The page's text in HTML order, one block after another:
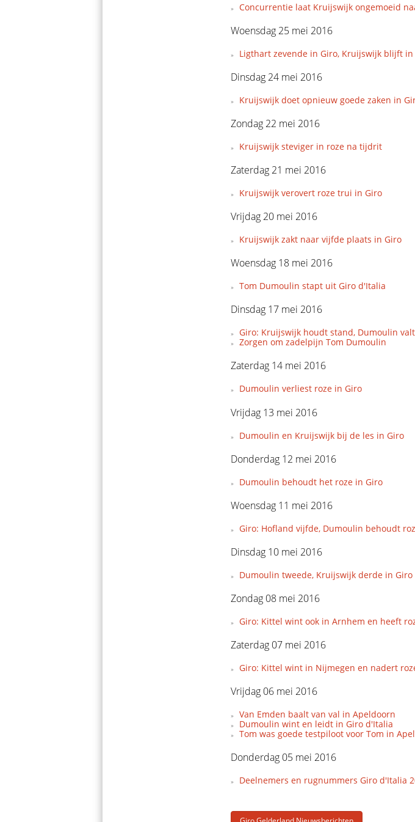
Concurrentie laat Kruijswijk ongemoeid
Woensdag 25 mei 2016
Ligthart zevende in Giro, Kruijswijk blijft in
Dinsdag 24 mei 2016
Kruijswijk doet opnieuw goede zaken in
Zondag 22 mei 2016
Kruijswijk steviger in roze na tijdrit
Zaterdag 21 mei 2016
Kruijswijk verovert roze trui in Giro
Vrijdag 20 mei 2016
Kruijswijk zakt naar vijfde plaats in Giro
Woensdag 18 mei 2016
Tom Dumoulin stapt uit Giro d'Italia
Dinsdag 17 mei 2016
Giro: Kruijswijk houdt stand, Dumoulin
Zorgen om zadelpijn Tom Dumoulin
Zaterdag 14 mei 2016
Dumoulin verliest roze in Giro
Vrijdag 13 mei 2016
Dumoulin en Kruijswijk bij de les in Giro
Donderdag 12 mei 2016
Dumoulin behoudt het roze in Giro
Woensdag 11 mei 2016
Giro: Hofland vijfde, Dumoulin behoudt
Dinsdag 10 mei 2016
Dumoulin tweede, Kruijswijk derde in Giro
Zondag 08 mei 2016
Giro: Kittel wint ook in Arnhem en heeft
Zaterdag 07 mei 2016
Giro: Kittel wint in Nijmegen en nadert
Vrijdag 06 mei 2016
Van Emden baalt van val in Apeldoorn
Dumoulin wint en leidt in Giro d'Italia
Tom was goede testpiloot voor Tom in
Donderdag 05 mei 2016
Deelnemers en rugnummers Giro d'Italia